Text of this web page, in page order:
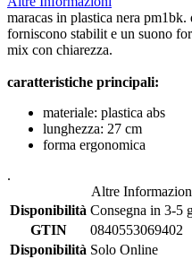
maracas in plastica nera pm1bk.
forniscono stabilit e un suono
mix con chiarezza.
caratteristiche principali:
materiale: plastica abs
lunghezza: 27 cm
forma ergonomica
.
Altre
Disponibilità Consegna in 3-5
GTIN
0840553069402
Disponibilità Solo Online